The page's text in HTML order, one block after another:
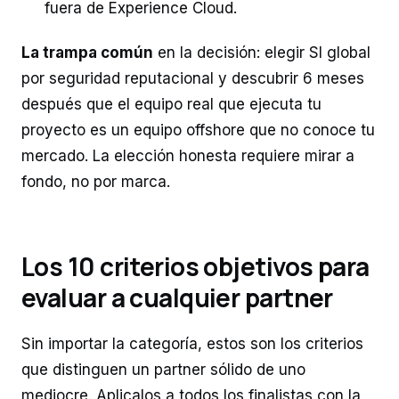
fuera de Experience Cloud.
La trampa común en la decisión: elegir SI global
por seguridad reputacional y descubrir 6 meses
después que el equipo real que ejecuta tu
proyecto es un equipo offshore que no conoce tu
mercado. La elección honesta requiere mirar a
fondo, no por marca.
Los 10 criterios objetivos para
evaluar a cualquier partner
Sin importar la categoría, estos son los criterios
que distinguen un partner sólido de uno
mediocre. Aplicalos a todos los finalistas con la